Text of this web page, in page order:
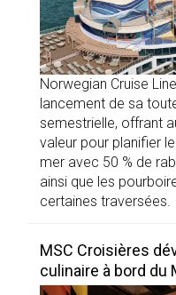
Norwegian Cruise
lancement de sa
semestrielle, offrant
valeur pour planifier
mer avec 50 % de
ainsi que les
certaines traversées.
MSC Croisières
culinaire à bord du